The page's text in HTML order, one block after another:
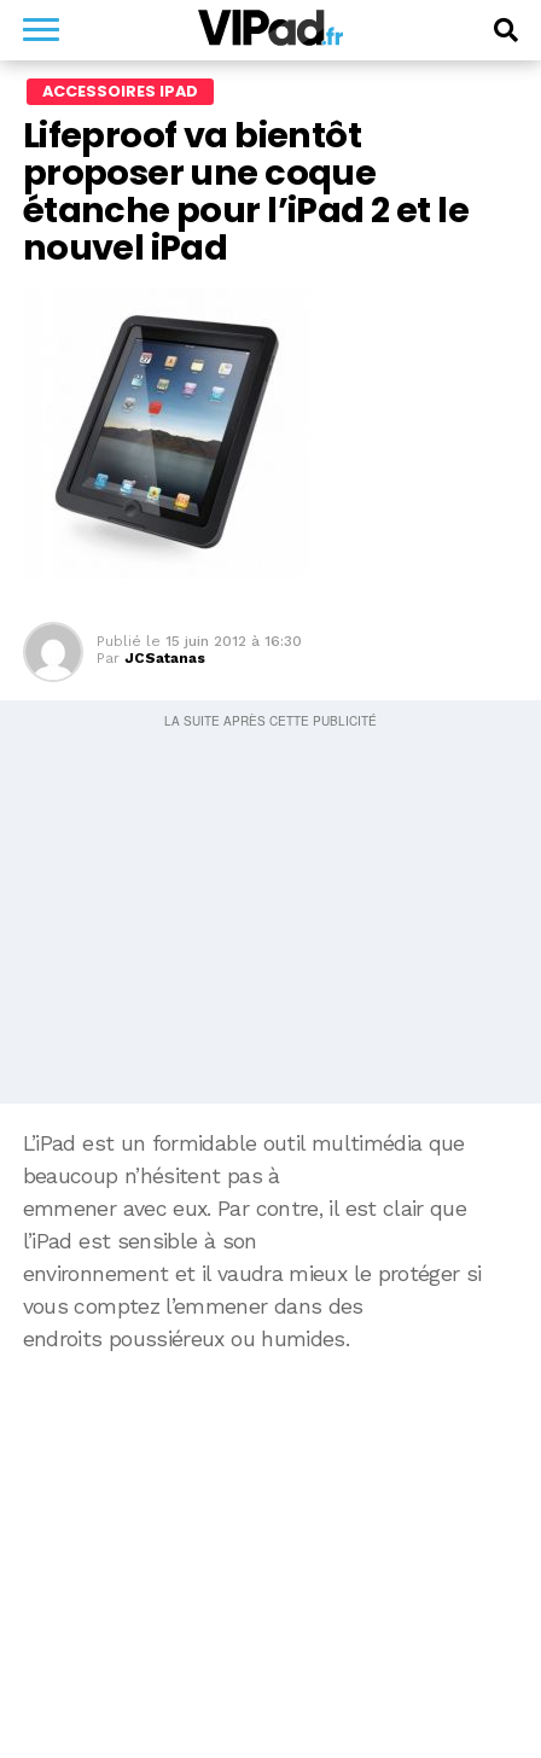
ACCESSOIRES IPAD
Lifeproof va bientôt
proposer une coque
étanche pour l’iPad 2 et le
nouvel iPad
Publié le 15 juin 2012 à 16:30
Par JCSatanas
L’iPad est un formidable outil multimédia que
beaucoup n’hésitent pas à
emmener avec eux. Par contre, il est clair que
l’iPad est sensible à son
environnement et il vaudra mieux le protéger si
vous comptez l’emmener dans des
endroits poussiéreux ou humides.